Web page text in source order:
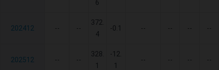
6
202412 -- --
372.
4
-0.1 -- -- -- --
202512 -- --
328.
1
-12.
1
-- -- -- --